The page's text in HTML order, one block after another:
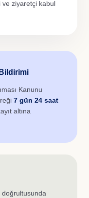
ve ziyaretçi kabul
Kanunu
7 gün 24 saat
altına
doğrultusunda